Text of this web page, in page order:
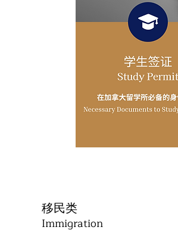
移民类
Immigration